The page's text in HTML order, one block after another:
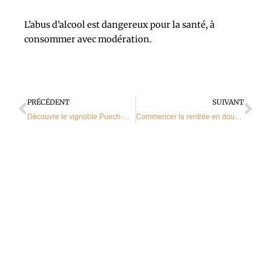
L’abus d’alcool est dangereux pour la santé, à
consommer avec modération.
Précédent
PRÉCÉDENT
Découvre le vignoble Puech-Haut
SUIVANT
Commencer la rentrée en douceur avec le Comptoir des Saveurs